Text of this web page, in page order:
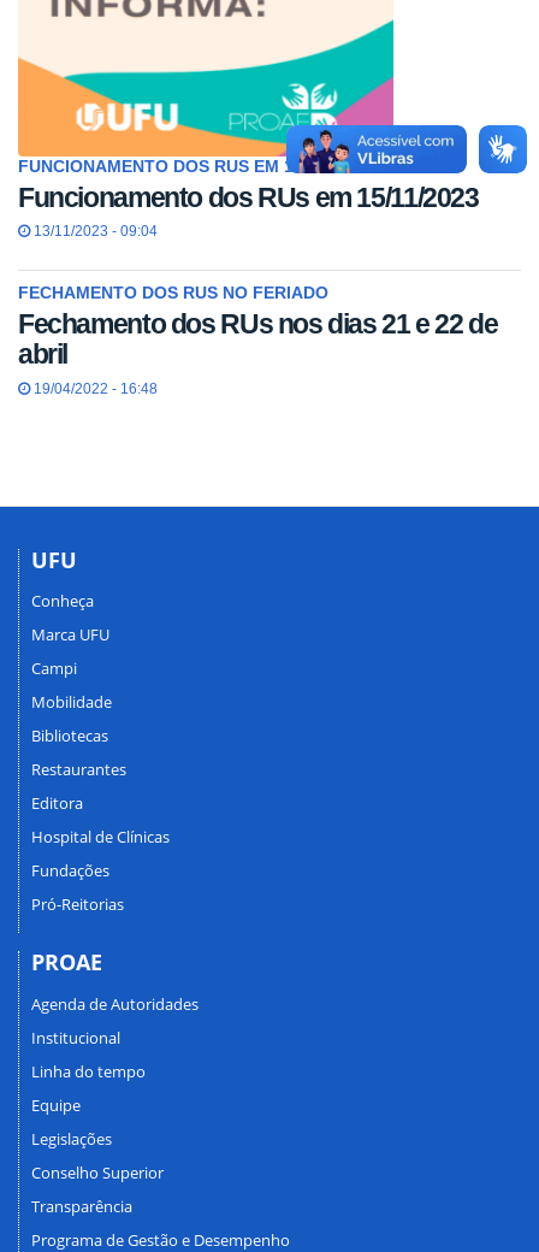
FUNCIONAMENTO DOS RUS EM 15/11/2023
Funcionamento dos RUs em 15/11/2023
13/11/2023 - 09:04
FECHAMENTO DOS RUS NO FERIADO
Fechamento dos RUs nos dias 21 e 22 de
abril
19/04/2022 - 16:48
UFU
Conheça
Marca UFU
Campi
Mobilidade
Bibliotecas
Restaurantes
Editora
Hospital de Clínicas
Fundações
Pró-Reitorias
PROAE
Agenda de Autoridades
Institucional
Linha do tempo
Equipe
Legislações
Conselho Superior
Transparência
Programa de Gestão e Desempenho